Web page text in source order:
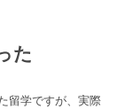
た
留学ですが、実際